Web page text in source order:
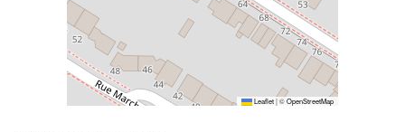
Leaflet|©OpenStreetMap